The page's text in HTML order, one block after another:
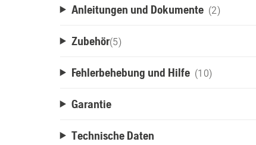
Anleitungen und Dokumente (2)
Zubehör(5)
Fehlerbehebung und Hilfe (10)
Garantie
Technische Daten